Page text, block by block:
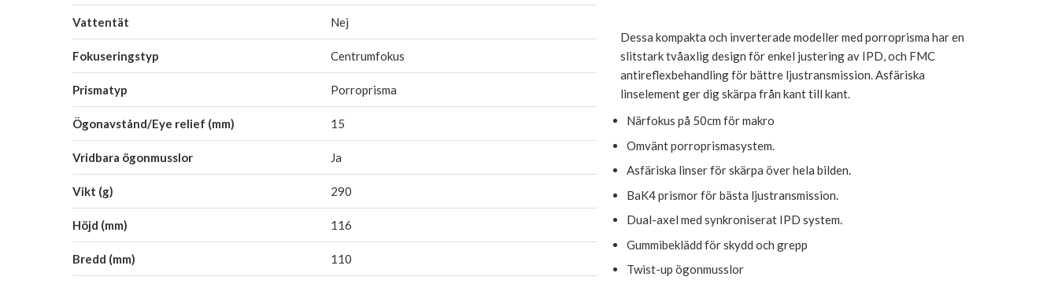
Dessa kompakta och inverterade modeller med porroprisma har en
slitstark tvåaxlig design för enkel justering av IPD, och FMC
antireflexbehandling för bättre ljustransmission. Asfäriska
linselement ger dig skärpa från kant till kant.
Närfokus på 50cm för makro
Omvänt porroprismasystem.
Asfäriska linser för skärpa över hela bilden.
BaK4 prismor för bästa ljustransmission.
Dual-axel med synkroniserat IPD system.
Gummibeklädd för skydd och grepp
Twist-up ögonmusslor
Vattentät Nej
Fokuseringstyp Centrumfokus
Prismatyp Porroprisma
Ögonavstånd/Eye relief (mm) 15
Vridbara ögonmusslor Ja
Vikt (g) 290
Höjd (mm) 116
Bredd (mm) 110